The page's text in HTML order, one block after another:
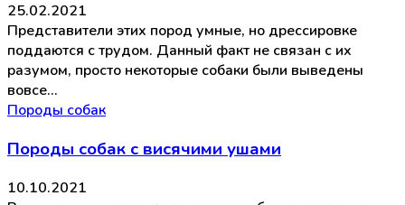
25.02.2021
Представители этих пород умные, но дрессировке
поддаются с трудом. Данный факт не связан с их
разумом, просто некоторые собаки были выведены
вовсе…
Породы собак
Породы собак с висячими ушами
10.10.2021